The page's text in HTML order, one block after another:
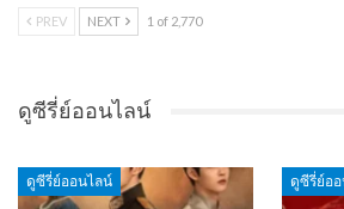
PREV NEXT 1 of 2,770
ดูซีรี่ย์ออนไลน์
ดูซีรี่ย์ออนไลน์ ดูซีรี่ย์อ